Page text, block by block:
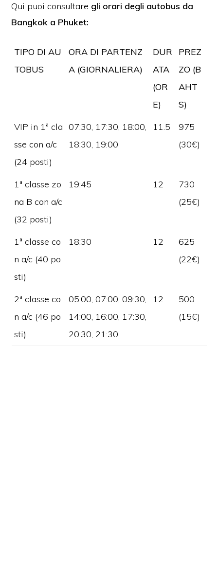
Qui puoi consultare gli orari degli autobus da
Bangkok a Phuket:
TIPO DI AU
TOBUS
ORA DI PARTENZ
A (GIORNALIERA)
DUR
ATA
(OR
E)
PREZ
ZO (B
AHT
S)
VIP in 1ª cla
sse con a/c
(24 posti)
07:30, 17:30, 18:00,
18:30, 19:00
11.5
975
(30€)
1ª classe zo
na B con a/c
(32 posti)
19:45 12
730
(25€)
1ª classe co
n a/c (40 po
sti)
18:30 12
625
(22€)
2ª classe co
n a/c (46 po
sti)
05:00, 07:00, 09:30,
14:00, 16:00, 17:30,
20:30, 21:30
12
500
(15€)